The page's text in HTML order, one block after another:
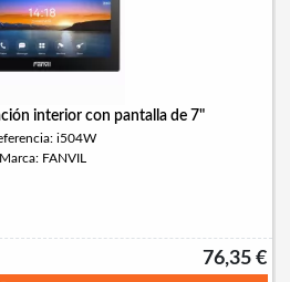
interior con pantalla de 7"
i504W
Marca: FANVIL
76,35 €